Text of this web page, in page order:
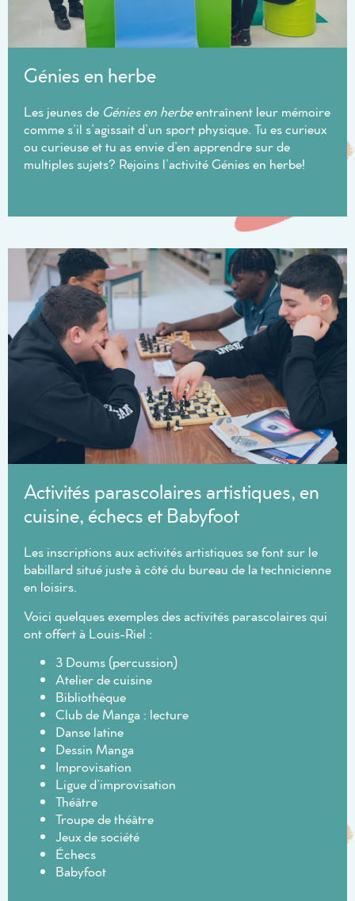
Génies en herbe
Les jeunes de Génies en herbeentraînent leur mémoire
comme s’il s’agissait d’un sport physique. Tu es curieux
ou curieuse et tu as envie d’en apprendre sur de
multiples sujets? Rejoins l’activité Génies en herbe!
Activités parascolaires artistiques, en
cuisine, échecs et Babyfoot
Les inscriptions aux activités artistiques se font sur le
babillard situé juste à côté du bureau de la technicienne
en loisirs.
Voici quelques exemples des activités parascolaires qui
ont offert à Louis-Riel :
3 Doums (percussion)
Atelier de cuisine
Bibliothèque
Club de Manga : lecture
Danse latine
Dessin Manga
Improvisation
Ligue d’improvisation
Théâtre
Troupe de théâtre
Jeux de société
Échecs
Babyfoot